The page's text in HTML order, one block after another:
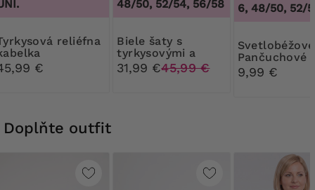
€
48/50, 52/54, 56/58
Biele šaty s
tyrkysovými a
červenými vzormi
31,99 €45,99 €
44/46, 48/50, 52/
Svetlobéžové
Pančuchové
nohavice
30 DEN
9,99 €
Doplňte outfit